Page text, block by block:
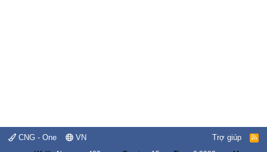
CNG - One VN Trợ giúp
R